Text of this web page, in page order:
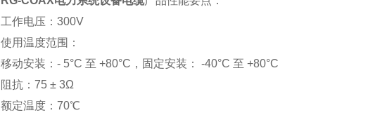
工作电压： 300V
使用温度范围：
移动安装： - 5°C 至 +80°C，固定安装： -40°C 至 +80°C
阻抗： 75 ± 3Ω
额定温度： 70℃